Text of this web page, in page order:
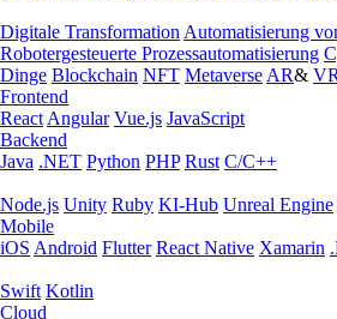
Digitale Transformation Automatisierung
Robotergesteuerte Prozessautomatisierung
Dinge Blockchain NFT Metaverse AR& VR
Frontend
React Angular Vue.js JavaScript
Backend
Java .NET Python PHP Rust C/C++
Node.js Unity Ruby KI-Hub Unreal Engine
Mobile
iOS Android Flutter React Native Xamarin
Swift Kotlin
Cloud